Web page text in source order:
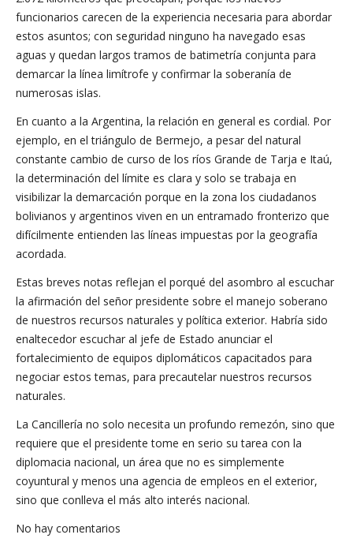
funcionarios carecen de la experiencia necesaria para abordar
estos asuntos; con seguridad ninguno ha navegado esas
aguas y quedan largos tramos de batimetría conjunta para
demarcar la línea limítrofe y confirmar la soberanía de
numerosas islas.
En cuanto a la Argentina, la relación en general es cordial. Por
ejemplo, en el triángulo de Bermejo, a pesar del natural
constante cambio de curso de los ríos Grande de Tarja e Itaú,
la determinación del límite es clara y solo se trabaja en
visibilizar la demarcación porque en la zona los ciudadanos
bolivianos y argentinos viven en un entramado fronterizo que
difícilmente entienden las líneas impuestas por la geografía
acordada.
Estas breves notas reflejan el porqué del asombro al escuchar
la afirmación del señor presidente sobre el manejo soberano
de nuestros recursos naturales y política exterior. Habría sido
enaltecedor escuchar al jefe de Estado anunciar el
fortalecimiento de equipos diplomáticos capacitados para
negociar estos temas, para precautelar nuestros recursos
naturales.
La Cancillería no solo necesita un profundo remezón, sino que
requiere que el presidente tome en serio su tarea con la
diplomacia nacional, un área que no es simplemente
coyuntural y menos una agencia de empleos en el exterior,
sino que conlleva el más alto interés nacional.
No hay comentarios